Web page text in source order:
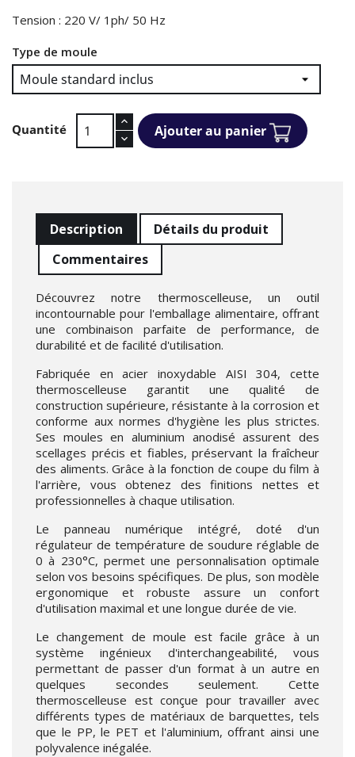
Tension : 220 V/ 1ph/ 50 Hz
Type de moule
Quantité Ajouter au panier
Description
Détails du produit
Commentaires
Découvrez notre thermoscelleuse, un outil
incontournable pour l'emballage alimentaire, offrant
une combinaison parfaite de performance, de
durabilité et de facilité d'utilisation.
Fabriquée en acier inoxydable AISI 304, cette
thermoscelleuse garantit une qualité de
construction supérieure, résistante à la corrosion et
conforme aux normes d'hygiène les plus strictes.
Ses moules en aluminium anodisé assurent des
scellages précis et fiables, préservant la fraîcheur
des aliments. Grâce à la fonction de coupe du film à
l'arrière, vous obtenez des finitions nettes et
professionnelles à chaque utilisation.
Le panneau numérique intégré, doté d'un
régulateur de température de soudure réglable de
0 à 230°C, permet une personnalisation optimale
selon vos besoins spécifiques. De plus, son modèle
ergonomique et robuste assure un confort
d'utilisation maximal et une longue durée de vie.
Le changement de moule est facile grâce à un
système ingénieux d'interchangeabilité, vous
permettant de passer d'un format à un autre en
quelques secondes seulement. Cette
thermoscelleuse est conçue pour travailler avec
différents types de matériaux de barquettes, tels
que le PP, le PET et l'aluminium, offrant ainsi une
polyvalence inégalée.